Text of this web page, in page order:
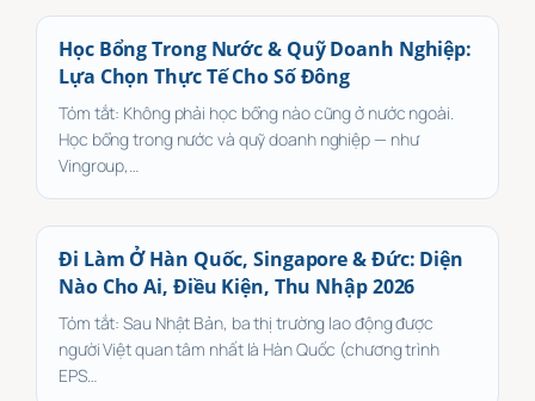
Học Bổng Trong Nước & Quỹ Doanh Nghiệp:
Lựa Chọn Thực Tế Cho Số Đông
Tóm tắt: Không phải học bổng nào cũng ở nước ngoài.
Học bổng trong nước và quỹ doanh nghiệp — như
Vingroup,…
Đi Làm Ở Hàn Quốc, Singapore & Đức: Diện
Nào Cho Ai, Điều Kiện, Thu Nhập 2026
Tóm tắt: Sau Nhật Bản, ba thị trường lao động được
người Việt quan tâm nhất là Hàn Quốc (chương trình
EPS…